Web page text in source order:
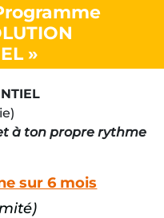
»
à ton propre rythme
sur 6 mois